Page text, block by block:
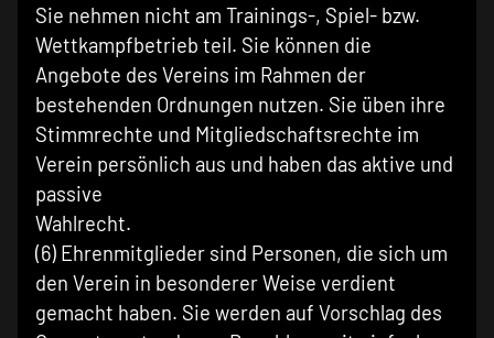
Sie nehmen nicht am Trainings-, Spiel- bzw.
Wettkampfbetrieb teil. Sie können die
Angebote des Vereins im Rahmen der
bestehenden Ordnungen nutzen. Sie üben ihre
Stimmrechte und Mitgliedschaftsrechte im
Verein persönlich aus und haben das aktive und
passive
Wahlrecht.
(6) Ehrenmitglieder sind Personen, die sich um
den Verein in besonderer Weise verdient
gemacht haben. Sie werden auf Vorschlag des